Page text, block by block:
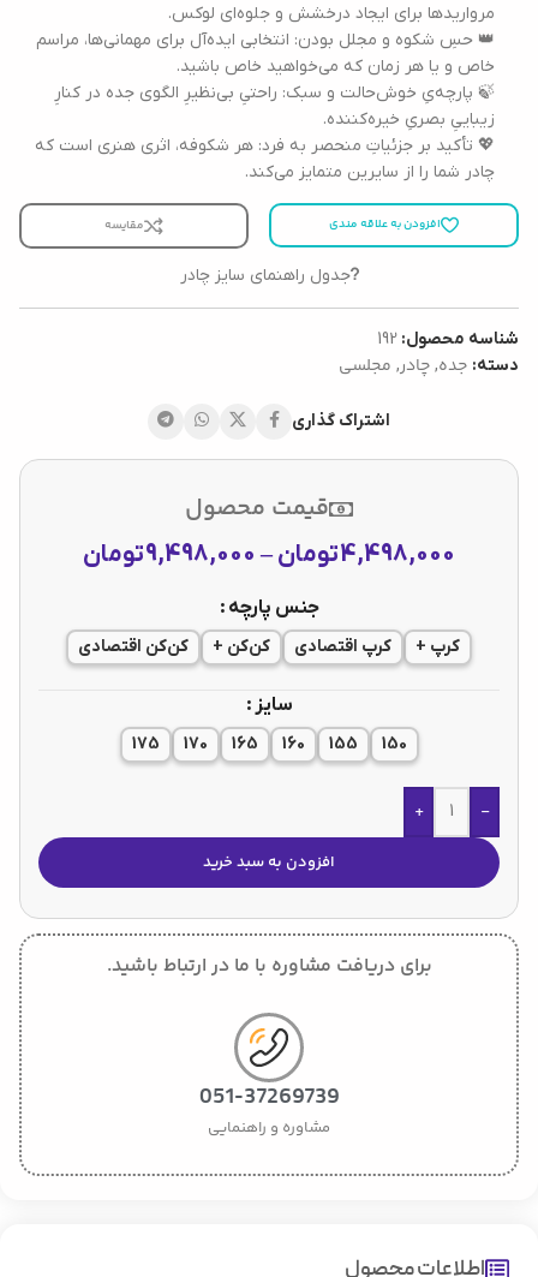
مرواریدها برای ایجاد درخشش و جلوه‌ای لوکس.
👑 حسِ شکوه و مجلل بودن: انتخابی ایده‌آل برای مهمانی‌ها، مراسم
خاص و یا هر زمان که می‌خواهید خاص باشید.
🍃 پارچه‌یِ خوش‌حالت و سبک: راحتیِ بی‌نظیرِ الگوی جده در کنارِ
زیباییِ بصریِ خیره‌کننده.
💖 تأکید بر جزئیاتِ منحصر به فرد: هر شکوفه، اثری هنری است که
چادر شما را از سایرین متمایز می‌کند.
افزودن به علاقه مندی مقایسه
جدول راهنمای سایز چادر
شناسه محصول: 192
دسته: جده, چادر, مجلسی
اشتراک گذاری
قیمت محصول
4,498,000تومان–
9,498,000تومان
جنس پارچه
کرپ + کرپ اقتصادی کن‌کن + کن‌کن اقتصادی
سایز
150
155
160
165
170
175
-
+
افزودن به سبد خرید
برای دریافت مشاوره با ما در ارتباط باشید.
051-37269739
مشاوره و راهنمایی
اطلاعات محصول